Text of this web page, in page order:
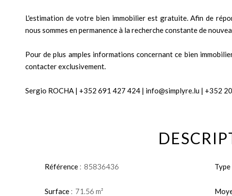
L'estimation de votre bien immobilier est gratuite. Afin de
nous sommes en permanence à la recherche constante de
Pour de plus amples informations concernant ce bien
contacter exclusivement.
Sergio ROCHA | +352 691 427 424 | info@simplyre.lu | +352
Référence 85836436
Surface 71.56 m²
Type